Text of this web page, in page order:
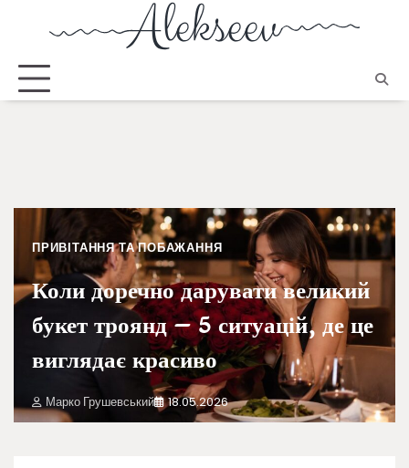
ПРИВІТАННЯ ТА ПОБАЖАННЯ
Коли доречно дарувати великий
букет троянд – 5 ситуацій, де це
виглядає красиво
Марко Грушевський 18.05.2026